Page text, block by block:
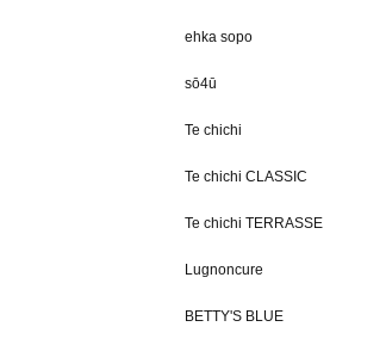
ehka sopo
sō4ū
Te chichi
Te chichi CLASSIC
Te chichi TERRASSE
Lugnoncure
BETTY'S BLUE